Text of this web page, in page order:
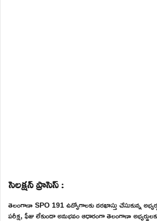
సెలక్షన్ ప్రాసెస్ :
తెలంగాణా SPO 191 ఉద్యోగాలకు దరఖాస్తు చేసుకున్న
పరీక్ష, ఫీజు లేకుండా అనుభవం ఆధారంగా తెలంగాణా